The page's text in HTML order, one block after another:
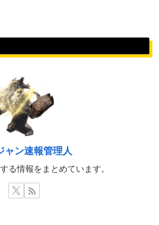
ャン速報管理人
る情報をまとめています。